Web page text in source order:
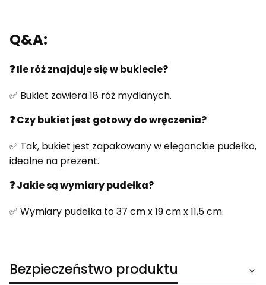
Q&A:
❓ Ile róż znajduje się w bukiecie?
✅ Bukiet zawiera 18 róż mydlanych.
❓ Czy bukiet jest gotowy do wręczenia?
✅ Tak, bukiet jest zapakowany w eleganckie pudełko,
idealne na prezent.
❓ Jakie są wymiary pudełka?
✅ Wymiary pudełka to 37 cm x 19 cm x 11,5 cm.
Bezpieczeństwo produktu